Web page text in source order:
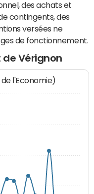
des achats et
contingents, des
versées ne
de fonctionnement.
de Vérignon
l'Economie)